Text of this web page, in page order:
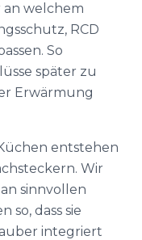
welchem
RCD
So
später zu
Erwärmung
entstehen
Wir
sinnvollen
so, dass sie
integriert